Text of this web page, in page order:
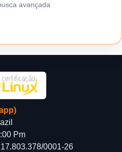
avançada
Pm
0001-26